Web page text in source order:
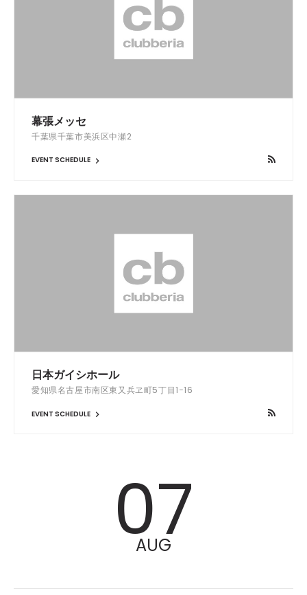
幕張メッセ
千葉県千葉市美浜区中瀬2
EVENT SCHEDULE
日本ガイシホール
愛知県名古屋市南区東又兵ヱ町5丁目1−16
EVENT SCHEDULE
07
AUG